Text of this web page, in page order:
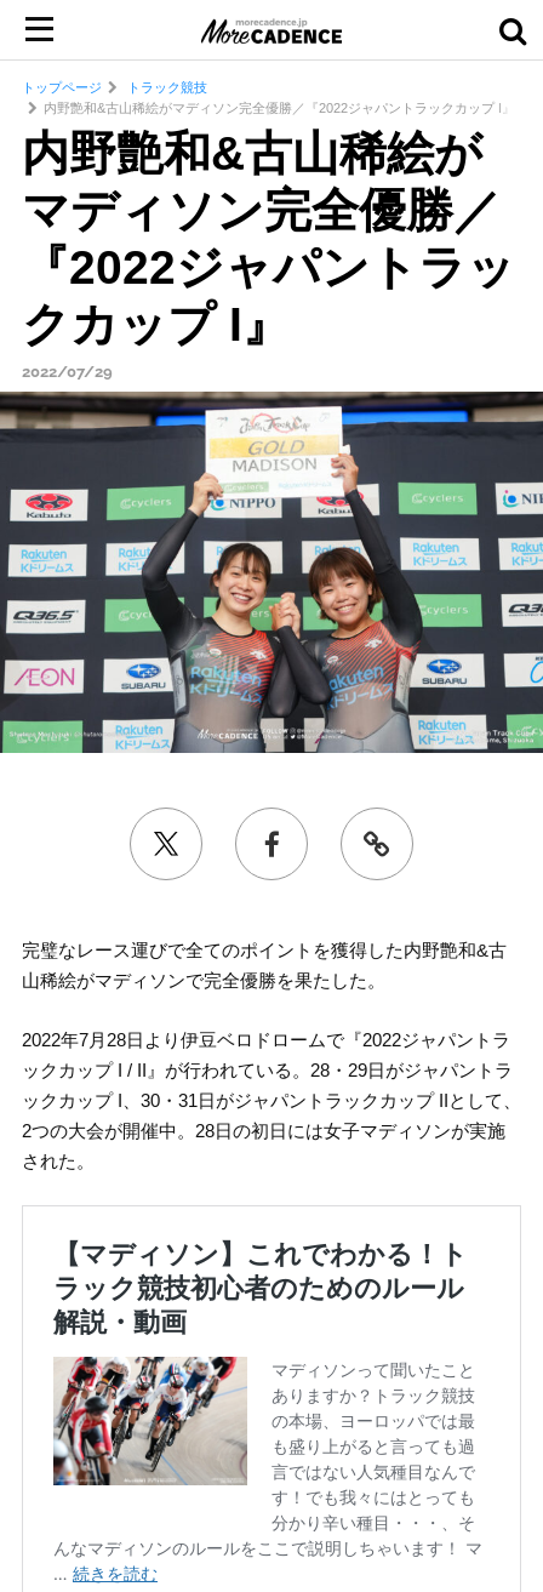
トップページ
トラック競技
内野艶和&古山稀絵がマディソン完全優勝／『2022ジャパントラックカップ I』
内野艶和&古山稀絵が
マディソン完全優勝／
『2022ジャパントラッ
クカップ I』
2022/07/29
完璧なレース運びで全てのポイントを獲得した内野艶和&古
山稀絵がマディソンで完全優勝を果たした。
2022年7月28日より伊豆ベロドロームで『2022ジャパントラ
ックカップ I / II』が行われている。28・29日がジャパントラ
ックカップ I、30・31日がジャパントラックカップ IIとして、
2つの大会が開催中。28日の初日には女子マディソンが実施
された。